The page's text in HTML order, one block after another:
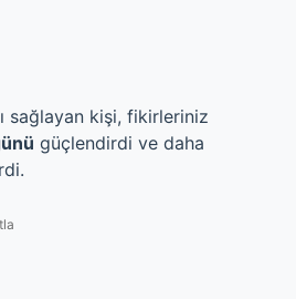
sağlayan kişi, fikirleriniz
güçlendirdi ve daha